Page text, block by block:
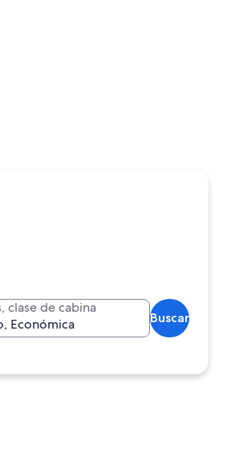
clase de cabina
Económica
Buscar